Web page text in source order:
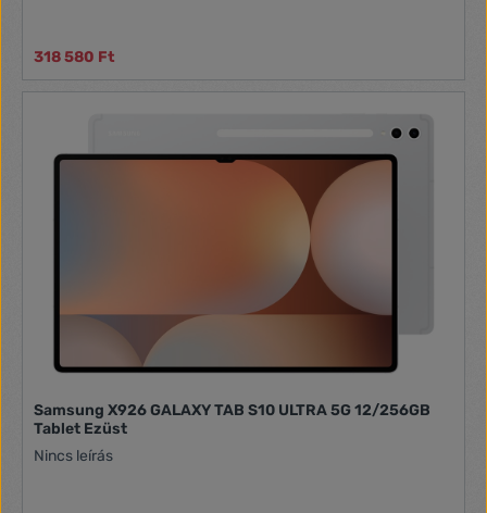
318 580 Ft
Samsung X926 GALAXY TAB S10 ULTRA 5G 12/256GB
Tablet Ezüst
Nincs leírás